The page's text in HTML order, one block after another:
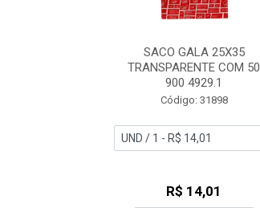
SACO GALA 25X35
TRANSPARENTE COM 50
900 4929.1
Código: 31898
R$ 14,01